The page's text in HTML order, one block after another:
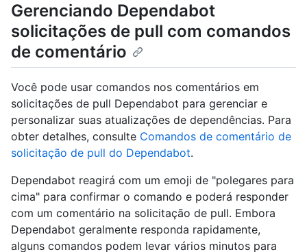
Gerenciando Dependabot
solicitações de pull com comandos
de comentário
Você pode usar comandos nos comentários em
solicitações de pull Dependabot para gerenciar e
personalizar suas atualizações de dependências. Para
obter detalhes, consulte Comandos de comentário de
solicitação de pull do Dependabot.
Dependabot reagirá com um emoji de "polegares para
cima" para confirmar o comando e poderá responder
com um comentário na solicitação de pull. Embora
Dependabot geralmente responda rapidamente,
alguns comandos podem levar vários minutos para